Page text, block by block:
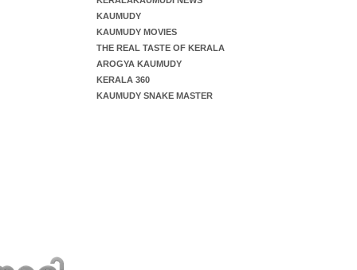
KAUMUDY
KAUMUDY MOVIES
THE REAL TASTE OF KERALA
AROGYA KAUMUDY
KERALA 360
KAUMUDY SNAKE MASTER